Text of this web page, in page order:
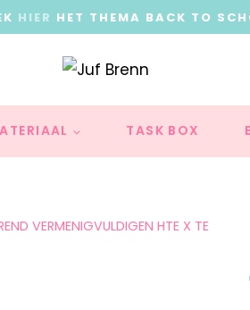
HIER HET THEMA BACK TO
TASK BOX
VERMENIGVULDIGEN HTE X TE